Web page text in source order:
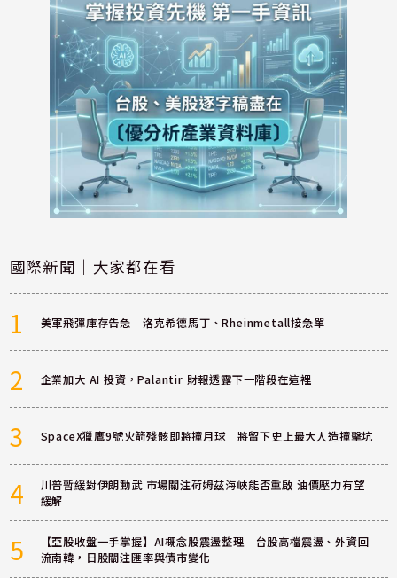
國際新聞｜大家都在看
1 美軍飛彈庫存告急 洛克希德馬丁、Rheinmetall接急單
2 企業加大 AI 投資，Palantir 財報透露下一階段在這裡
3 SpaceX獵鷹9號火箭殘骸即將撞月球 將留下史上最大人造撞擊坑
4
川普暫緩對伊朗動武 市場關注荷姆茲海峽能否重啟 油價壓力有望
緩解
5
【亞股收盤一手掌握】AI概念股震盪整理 台股高檔震盪、外資回
流南韓，日股關注匯率與債市變化